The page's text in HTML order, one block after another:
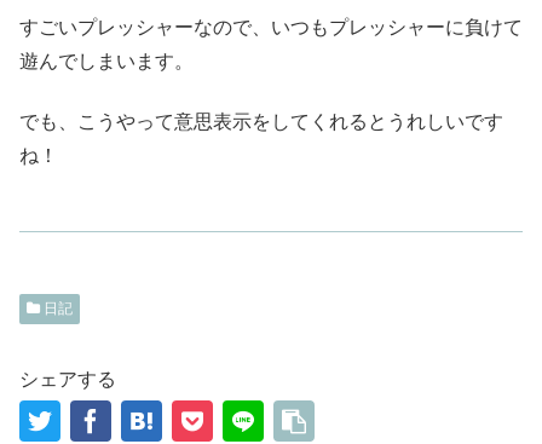
すごいプレッシャーなので、いつもプレッシャーに負けて
遊んでしまいます。
でも、こうやって意思表示をしてくれるとうれしいです
ね！
日記
シェアする